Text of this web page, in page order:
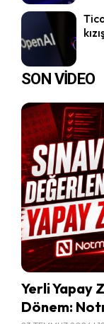
SON VİDEO
Yerli Yapay
Dönem: